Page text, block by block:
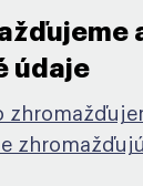
údaje